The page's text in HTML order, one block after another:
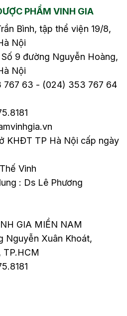
PHẨM VINH GIA
Bình, tập thể viện 19/8,
Nội
9 đường Nguyễn Hoàng,
Nội
63 - (024) 353 767 64
KHĐT TP Hà Nội cấp ngày
Vinh
: Ds Lê Phương
GIA MIỀN NAM
Nguyễn Xuân Khoát,
TP.HCM